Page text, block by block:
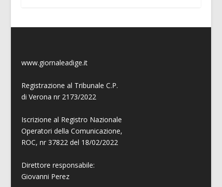
www.giornaleadige.it
Registrazione al Tribunale C.P.
di Verona nr 2173/2022
Iscrizione al Registro Nazionale
Operatori della Comunicazione,
ROC, nr 37822 del 18/02/2022
Direttore responsabile:
Giovanni Perez